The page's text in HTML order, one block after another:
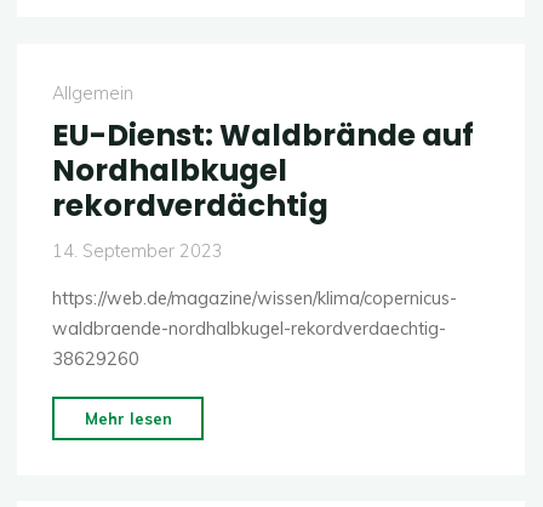
als
Öl-
und
Allgemein
EU-Dienst: Waldbrände auf
Nordhalbkugel
rekordverdächtig
14. September 2023
https://web.de/magazine/wissen/klima/copernicus-
waldbraende-nordhalbkugel-rekordverdaechtig-
38629260
Mehr lesen
Dienst: